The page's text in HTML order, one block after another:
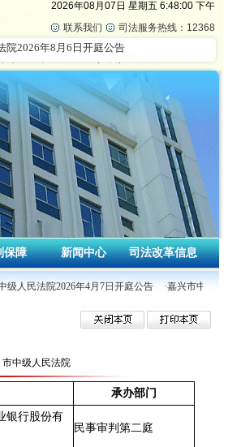
2026年08月07日 星期五 6:48:01 下午
联系我们
司法服务热线：12368
保障 新闻中心 司法改革信息
级人民法院2026年4月7日开庭公告 ·嘉兴市中级人民
中级人民法院
承办部门
银行股份有
民事审判第二庭